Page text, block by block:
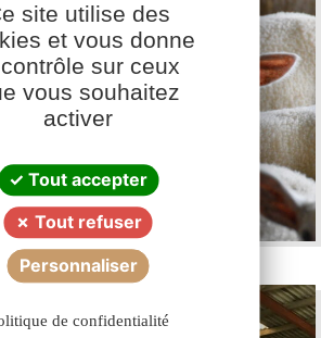
Romane
site utilise des
et vous donne
sur ceux
vous souhaitez
activer
Tout accepter
Tout refuser
Personnaliser
de confidentialité